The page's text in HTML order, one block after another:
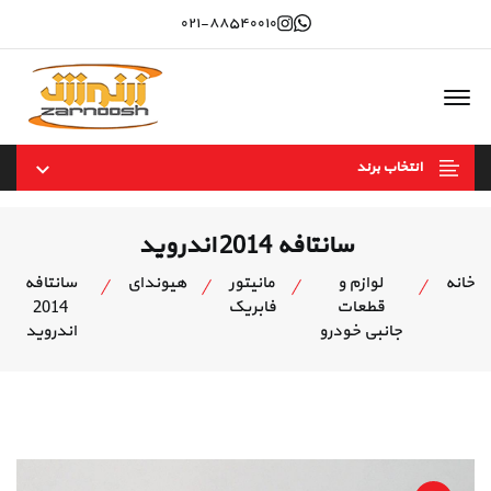
whatsapp
Instagram
۰۲۱-۸۸۵۴۰۰۱۰
انتخاب برند
سانتافه 2014 اندروید
خانه
لوازم و
قطعات
جانبی خودرو
مانیتور
فابریک
هیوندای
سانتافه
2014
اندروید